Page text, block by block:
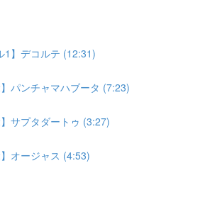
1】デコルテ (12:31)
パンチャマハブータ (7:23)
サプタダートゥ (3:27)
オージャス (4:53)